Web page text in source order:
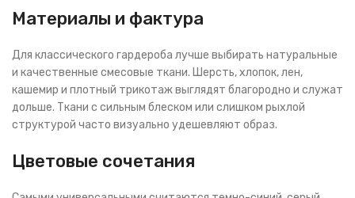
Материалы и фактура
Для классического гардероба лучше выбирать натуральные
и качественные смесовые ткани. Шерсть, хлопок, лен,
кашемир и плотный трикотаж выглядят благородно и служат
дольше. Ткани с сильным блеском или слишком рыхлой
структурой часто визуально удешевляют образ.
Цветовые сочетания